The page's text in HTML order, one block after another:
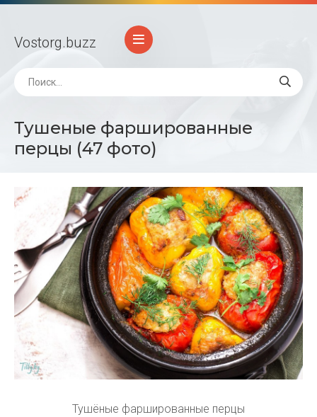
Vostorg.buzz
Тушеные фаршированные
перцы (47 фото)
Тушёные фаршированные перцы